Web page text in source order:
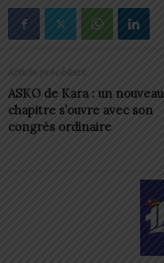
Article précédent
ASKO de Kara : un nouveau
chapitre s’ouvre avec son
congrès ordinaire